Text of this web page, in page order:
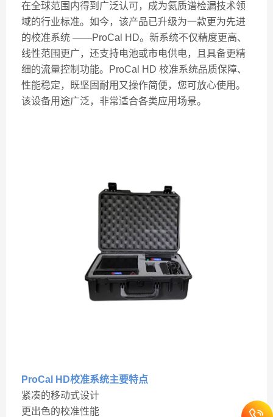
在全球范围内得到广泛认可，成为氦质谱检漏技术领
域的行业标准。如今，该产品已升级为一款更为先进
的校准系统 ——ProCal HD。新系统不仅精度更高、
线性范围更广，还支持电池或市电供电，且具备更精
细的流量控制功能。ProCal HD 校准系统品质保障、
性能稳定，既坚固耐用又操作简便，您可放心使用。
该设备用途广泛，非常适合各类应用场景。
ProCal HD校准系统主要特点
紧凑的移动式设计
更出色的校准性能